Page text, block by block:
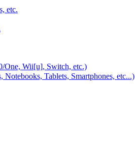
etc.
One, Wii[u], Switch, etc.)
Tablets, Smartphones, etc...)